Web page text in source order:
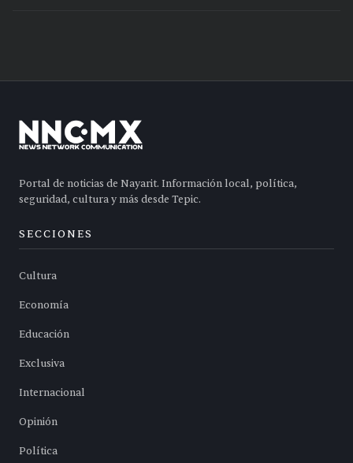
Portal de noticias de Nayarit. Información local, política,
seguridad, cultura y más desde Tepic.
SECCIONES
Cultura
Economía
Educación
Exclusiva
Internacional
Opinión
Política